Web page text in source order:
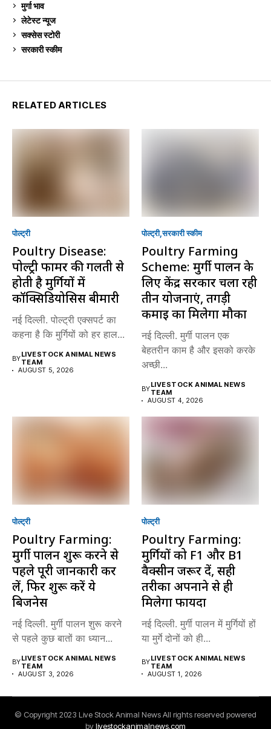
मुर्गा भाव
लेटेस्ट न्यूज
सक्सेस स्टो‍री
सरकारी स्की‍म
RELATED ARTICLES
पोल्ट्री
Poultry Disease:
पोल्ट्री फार्मर की गलती से
होती है मुर्गियों में
कॉक्सिडियोसिस बीमारी
नई दिल्ली. पोल्ट्री एक्सपर्ट का
कहना है कि मुर्गियों को हर हाल...
BYLIVESTOCK ANIMAL NEWS
TEAM
AUGUST 5, 2026
पोल्ट्री सरकारी स्की‍म
Poultry Farming
Scheme: मुर्गी पालन के
लिए केंद्र सरकार चला रही
तीन योजनाएं, तगड़ी
कमाई का मिलेगा मौका
नई दिल्ली. मुर्गी पालन एक
बेहतरीन काम है और इसको करके
अच्छी...
BYLIVESTOCK ANIMAL NEWS
TEAM
AUGUST 4, 2026
पोल्ट्री
Poultry Farming:
मुर्गी पालन शुरू करने से
पहले पूरी जानकारी कर
लें, फिर शुरू करें ये
बिजनेस
नई दिल्ली. मुर्गी पालन शुरू करने
से पहले कुछ बातों का ध्यान...
BYLIVESTOCK ANIMAL NEWS
TEAM
AUGUST 3, 2026
पोल्ट्री
Poultry Farming:
मुर्गियों को F1 और B1
वैक्सीन जरूर दें, सही
तरीका अपनाने से ही
मिलेगा फायदा
नई दिल्ली. मुर्गी पालन में मुर्गियों हों
या मुर्गे दोनों को ही...
BYLIVESTOCK ANIMAL NEWS
TEAM
AUGUST 1, 2026
© Copyright 2023 Live Stock Animal News All rights reserved powered
bylivestockanimalnews.com